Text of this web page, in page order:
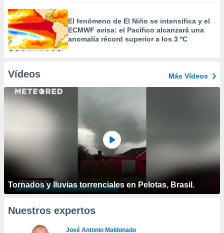
El fenómeno de El Niño se intensifica y el
ECMWF avisa: el Pacífico alcanzará una
anomalía récord superior a los 3 ºC
Vídeos Más Vídeos
Tornados y lluvias torrenciales en Pelotas, Brasil.
Nuestros expertos
José Antonio Maldonado